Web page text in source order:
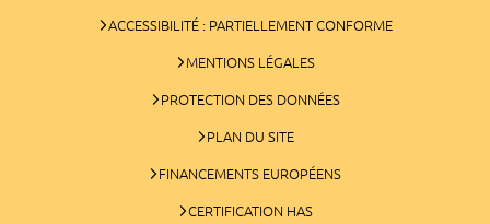
ACCESSIBILITÉ : PARTIELLEMENT CONFORME
MENTIONS LÉGALES
PROTECTION DES DONNÉES
PLAN DU SITE
FINANCEMENTS EUROPÉENS
CERTIFICATION HAS